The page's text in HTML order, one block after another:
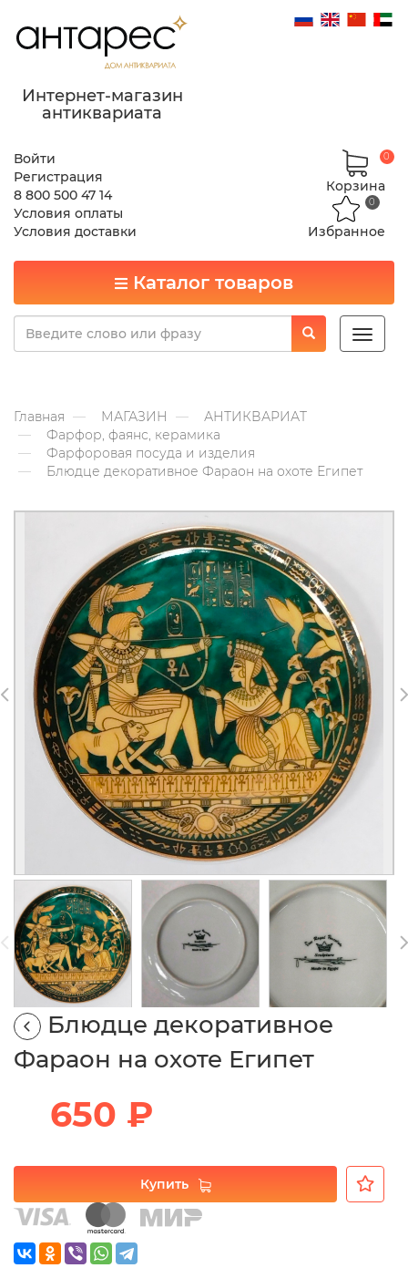
Интернет-магазин
антиквариата
Войти
Регистрация
8 800 500 47 14
Условия оплаты
Условия доставки
Корзина
0
Избранное
0
Каталог товаров
Toggle
Главная МАГАЗИН
АНТИКВАРИАТ
Фарфор, фаянс, керамика
Фарфоровая посуда и изделия
Блюдце декоративное Фараон на охоте Египет
Блюдце декоративное
Фараон на охоте Египет
650 ₽
Купить